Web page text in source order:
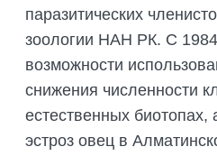
паразитических
зоологии НАН РК. С 1984
возможности
снижения численности
естественных биотопах,
эстроз овец в